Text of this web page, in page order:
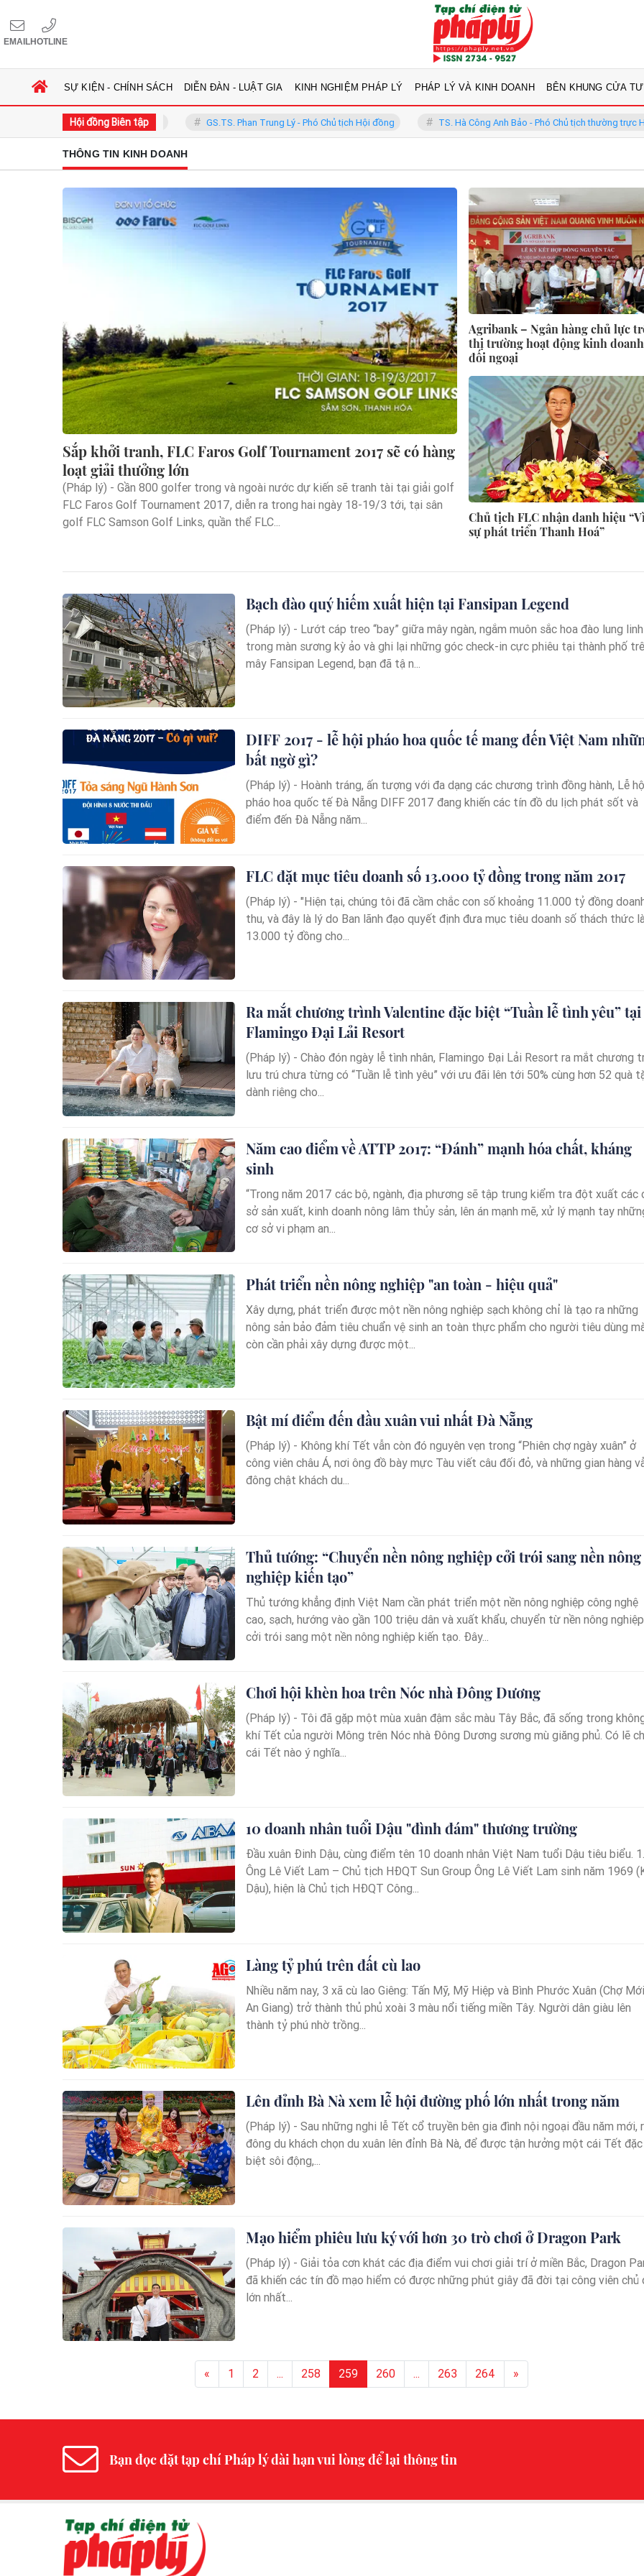
EMAILHOTLINE
SỰ KIỆN - CHÍNH SÁCH DIỄN ĐÀN - LUẬT GIA KINH NGHIỆM PHÁP LÝ PHÁP LÝ VÀ KINH DOANH BÊN KHUNG CỬA
Hội đồng Biên tập
Phàn - Chủ tịch Hội đồng GS.TS. Phan Trung Lý - Phó Chủ tịch Hội đồng TS. Hà Công Anh Bảo - Phó Chủ tịch thường trực Hội đồng
THÔNG TIN KINH DOANH
Sắp khởi tranh, FLC Faros Golf Tournament 2017 sẽ có hàng
loạt giải thưởng lớn
(Pháp lý) - Gần 800 golfer trong và ngoài nước dự kiến sẽ tranh tài tại giải golf
FLC Faros Golf Tournament 2017, diễn ra trong hai ngày 18-19/3 tới, tại sân
golf FLC Samson Golf Links, quần thể FLC...
Agribank – Ngân hàng chủ lực
thị trường hoạt động kinh doanh
đối ngoại
Chủ tịch FLC nhận danh hiệu
sự phát triển Thanh Hoá”
Bạch đào quý hiếm xuất hiện tại Fansipan Legend
(Pháp lý) - Lướt cáp treo “bay” giữa mây ngàn, ngắm muôn sắc hoa đào lung linh
trong màn sương kỳ ảo và ghi lại những góc check-in cực phiêu tại thành phố
mây Fansipan Legend, bạn đã tận...
DIFF 2017 - lễ hội pháo hoa quốc tế mang đến Việt Nam
bất ngờ gì?
(Pháp lý) - Hoành tráng, ấn tượng với đa dạng các chương trình đồng hành, Lễ
pháo hoa quốc tế Đà Nẵng DIFF 2017 đang khiến các tín đồ du lịch phát sốt và
điểm đến Đà Nẵng năm...
FLC đặt mục tiêu doanh số 13.000 tỷ đồng trong năm 2017
(Pháp lý) - "Hiện tại, chúng tôi đã cầm chắc con số khoảng 11.000 tỷ đồng
thu, và đây là lý do Ban lãnh đạo quyết định đưa mục tiêu doanh số thách thức
13.000 tỷ đồng cho...
Ra mắt chương trình Valentine đặc biệt “Tuần lễ tình yêu” tại
Flamingo Đại Lải Resort
(Pháp lý) - Chào đón ngày lễ tình nhân, Flamingo Đại Lải Resort ra mắt chương
lưu trú chưa từng có “Tuần lễ tình yêu” với ưu đãi lên tới 50% cùng hơn 52 quà
dành riêng cho...
Năm cao điểm về ATTP 2017: “Đánh” mạnh hóa chất, kháng
sinh
“Trong năm 2017 các bộ, ngành, địa phương sẽ tập trung kiểm tra đột xuất các
sở sản xuất, kinh doanh nông lâm thủy sản, lên án mạnh mẽ, xử lý mạnh tay
cơ sở vi phạm an...
Phát triển nền nông nghiệp "an toàn - hiệu quả"
Xây dựng, phát triển được một nền nông nghiệp sạch không chỉ là tạo ra những
nông sản bảo đảm tiêu chuẩn vệ sinh an toàn thực phẩm cho người tiêu dùng
còn cần phải xây dựng được một...
Bật mí điểm đến đầu xuân vui nhất Đà Nẵng
(Pháp lý) - Không khí Tết vẫn còn đó nguyên vẹn trong “Phiên chợ ngày xuân” ở
công viên châu Á, nơi ông đồ bày mực Tàu viết câu đối đỏ, và những gian hàng
đông chật khách du...
Thủ tướng: “Chuyển nền nông nghiệp cởi trói sang nền nông
nghiệp kiến tạo”
Thủ tướng khẳng định Việt Nam cần phát triển một nền nông nghiệp công nghệ
cao, sạch, hướng vào gần 100 triệu dân và xuất khẩu, chuyển từ nền nông nghiệp
cởi trói sang một nền nông nghiệp kiến tạo. Đây...
Chơi hội khèn hoa trên Nóc nhà Đông Dương
(Pháp lý) - Tôi đã gặp một mùa xuân đậm sắc màu Tây Bắc, đã sống trong
khí Tết của người Mông trên Nóc nhà Đông Dương sương mù giăng phủ. Có lẽ
cái Tết nào ý nghĩa...
10 doanh nhân tuổi Dậu "đình đám" thương trường
Đầu xuân Đinh Dậu, cùng điểm tên 10 doanh nhân Việt Nam tuổi Dậu tiêu biểu. 1.
Ông Lê Viết Lam – Chủ tịch HĐQT Sun Group Ông Lê Viết Lam sinh năm 1969
Dậu), hiện là Chủ tịch HĐQT Công...
Làng tỷ phú trên đất cù lao
Nhiều năm nay, 3 xã cù lao Giêng: Tấn Mỹ, Mỹ Hiệp và Bình Phước Xuân (Chợ
An Giang) trở thành thủ phủ xoài 3 màu nổi tiếng miền Tây. Người dân giàu lên
thành tỷ phú nhờ trồng...
Lên đỉnh Bà Nà xem lễ hội đường phố lớn nhất trong năm
(Pháp lý) - Sau những nghi lễ Tết cổ truyền bên gia đình nội ngoại đầu năm mới,
đông du khách chọn du xuân lên đỉnh Bà Nà, để được tận hưởng một cái Tết đặc
biệt sôi động,...
Mạo hiểm phiêu lưu ký với hơn 30 trò chơi ở Dragon Park
(Pháp lý) - Giải tỏa cơn khát các địa điểm vui chơi giải trí ở miền Bắc, Dragon
đã khiến các tín đồ mạo hiểm có được những phút giây đã đời tại công viên chủ
lớn nhất...
« 1 2 ... 258 259 260 ... 263 264 »
Bạn đọc đặt tạp chí Pháp lý dài hạn vui lòng để lại thông tin